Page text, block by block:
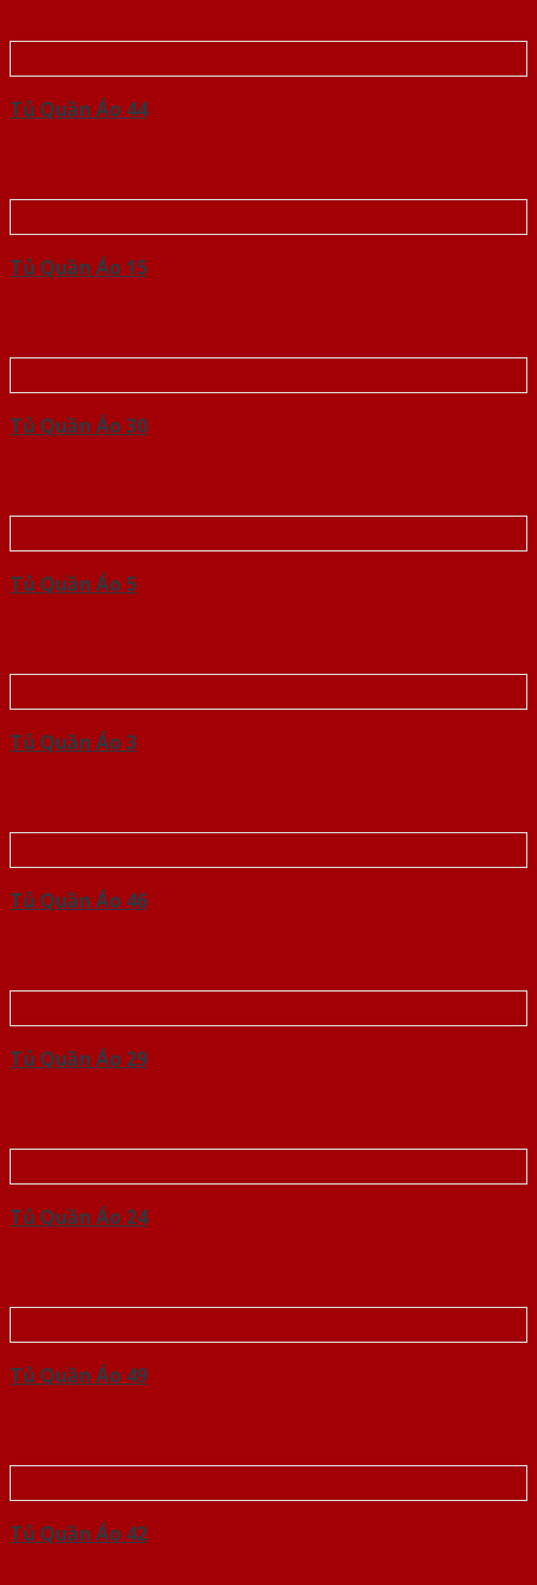
Tủ Quần Áo 44
Tủ Quần Áo 15
Tủ Quần Áo 30
Tủ Quần Áo 5
Tủ Quần Áo 3
Tủ Quần Áo 46
Tủ Quần Áo 29
Tủ Quần Áo 24
Tủ Quần Áo 49
Tủ Quần Áo 42